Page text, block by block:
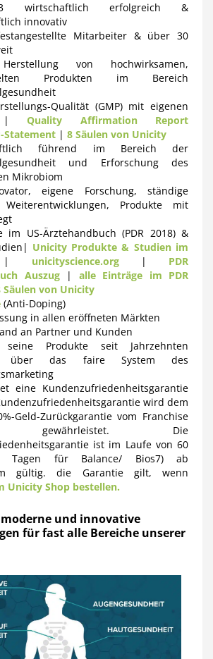
wirtschaftlich erfolgreich &
innovativ
Mitarbeiter & über 30
von hochwirksamen,
Produkten im Bereich
Qualität (GMP) mit eigenen
| Quality Affirmation Report
Statement | 8 Säulen von Unicity
führend im Bereich der
und Erforschung des
Mikrobiom
eigene Forschung, ständige
Produkte mit
im US-Ärztehandbuch (PDR 2018) &
Unicity Produkte & Studien im
unicityscience.org| PDR
Auszug| alle Einträge im PDR
Säulen von Unicity
(Anti-Doping)
in allen eröffneten Märkten
an Partner und Kunden
seine Produkte seit Jahrzehnten
über das faire System des
eine Kundenzufriedenheitsgarantie
wird dem
Geld-Zurückgarantie vom Franchise
gewährleistet. Die
ist im Laufe von 60
Tagen für Balance/ Bios7) ab
gültig. die Garantie gilt, wenn
Unicity Shop bestellen.
und innovative
für fast alle Bereiche unserer